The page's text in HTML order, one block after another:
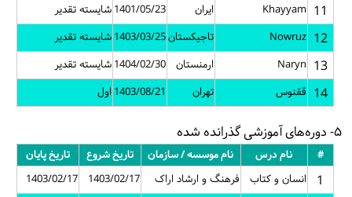
11
Khayyam ایران 1401/05/23شایسته تقدیر
12
Nowruz تاجیکستان1403/03/25شایسته تقدیر
13
Naryn ارمنستان 1404/02/30شایسته تقدیر
14 ققنوس تهران 1403/08/21 اول
۵- دوره‌های آموزشی گذرانده شده
# نام درس نام موسسه / سازمان تاریخ شروع تاریخ پایان
1 انسان و کتاب فرهنگ و ارشاد اراک 1403/02/17
1403/02/17